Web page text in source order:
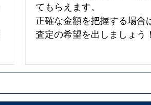
てもらえます。
正確な金額を把握する場合
査定の希望を出しましょう！